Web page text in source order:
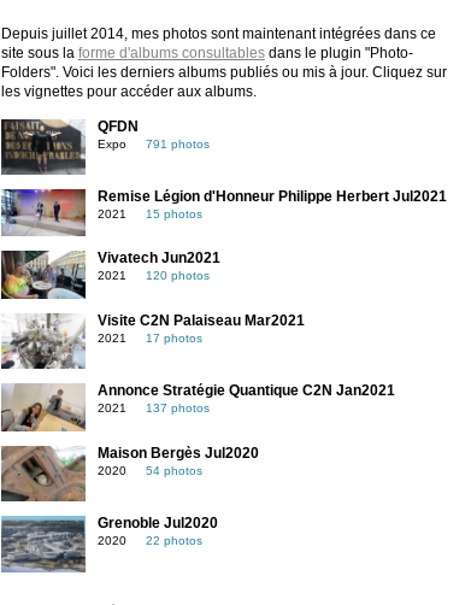
Depuis juillet 2014, mes photos sont maintenant intégrées dans ce
site sous la forme d'albums consultablesdans le plugin "Photo-
Folders". Voici les derniers albums publiés ou mis à jour. Cliquez sur
les vignettes pour accéder aux albums.
QFDN
Expo 791 photos
Remise Légion d'Honneur Philippe Herbert Jul2021
2021 15 photos
Vivatech Jun2021
2021 120 photos
Visite C2N Palaiseau Mar2021
2021 17 photos
Annonce Stratégie Quantique C2N Jan2021
2021 137 photos
Maison Bergès Jul2020
2020 54 photos
Grenoble Jul2020
2020 22 photos